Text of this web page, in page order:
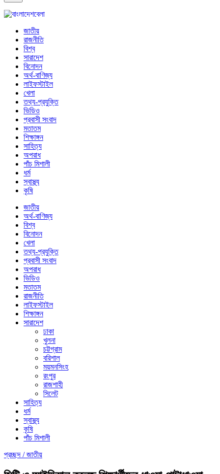
জাতীয়
রাজনীতি
বিশ্ব
সারাদেশ
বিনোদন
অর্থ-বাণিজ্য
লাইফস্টাইল
খেলা
তথ্য-প্রযুক্তি
ভিডিও
প্রবাসী সংবাদ
মতাতম
শিক্ষাঙ্গন
সাহিত্য
অপরাধ
পাঁচ মিশালী
ধর্ম
স্বাস্থ্য
কৃষি
জাতীয়
অর্থ-বাণিজ্য
বিশ্ব
বিনোদন
খেলা
তথ্য-প্রযুক্তি
প্রবাসী সংবাদ
অপরাধ
ভিডিও
মতাতম
রাজনীতি
লাইফস্টাইল
শিক্ষাঙ্গন
সারাদেশ
ঢাকা
খুলনা
চট্টগ্রাম
বরিশাল
ময়মনসিংহ
রংপুর
রাজশাহী
সিলেট
সাহিত্য
ধর্ম
স্বাস্থ্য
কৃষি
পাঁচ মিশালী
প্রচ্ছদ /জাতীয়